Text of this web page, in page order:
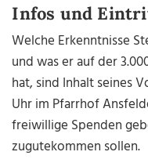
Infos und
Welche Erkenntnisse
und was er auf der
hat, sind Inhalt seines
Uhr im Pfarrhof
freiwillige Spenden
zugutekommen sollen.